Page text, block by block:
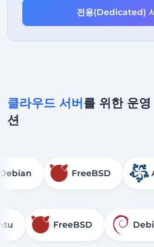
전용(Dedicated)IP 주소
전용(Dedicated)
클라우드 서버를 위한 운
션
Debian FreeBSD
FreeBSD Debian